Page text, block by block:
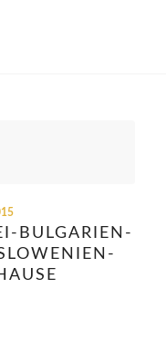
BULGARIEN-